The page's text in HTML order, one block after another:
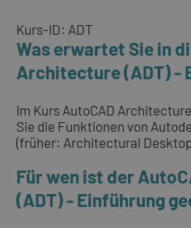
Kurs-ID: ADT
Was erwartet Sie in
Architecture (ADT) -
Im Kurs AutoCAD
Sie die Funktionen von
(früher: Architectural
Für wen ist der
(ADT) - Einführung